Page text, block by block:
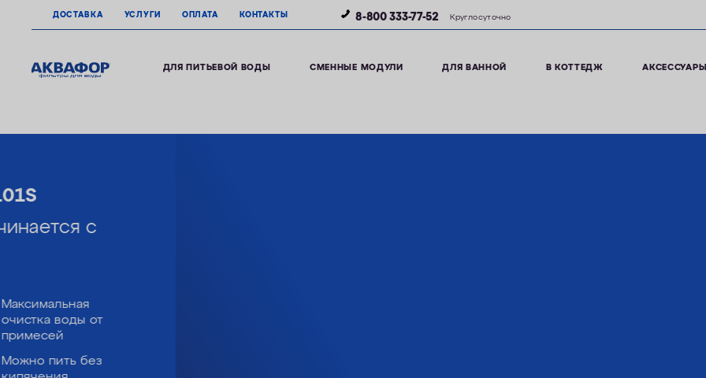
ДОСТАВКА УСЛУГИ ОПЛАТА КОНТАКТЫ 8-800 333-77-52 Круглосуточно
ДЛЯ ПИТЬЕВОЙ ВОДЫ СМЕННЫЕ МОДУЛИ ДЛЯ ВАННОЙ В КОТТЕДЖ